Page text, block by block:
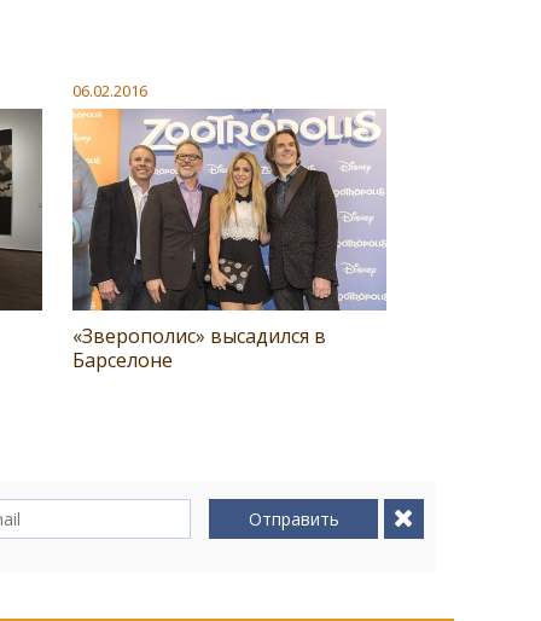
06.02.2016
«Зверополис» высадился в
Барселоне
Отправить